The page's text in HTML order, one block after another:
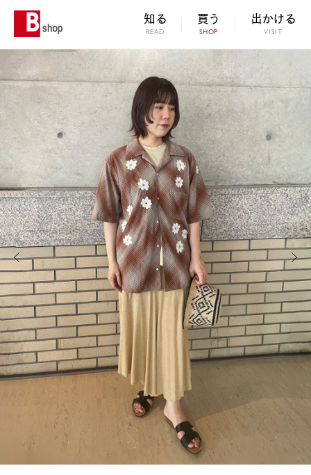
知る
READ
買う
SHOP
出かける
VISIT